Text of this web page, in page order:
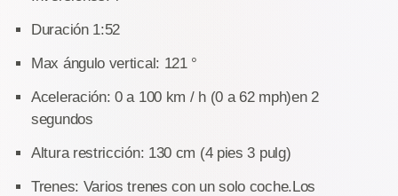
Duración 1:52
Max ángulo vertical: 121 °
Aceleración: 0 a 100 km / h (0 a 62 mph)en 2
segundos
Altura restricción: 130 cm (4 pies 3 pulg)
Trenes: Varios trenes con un solo coche.Los